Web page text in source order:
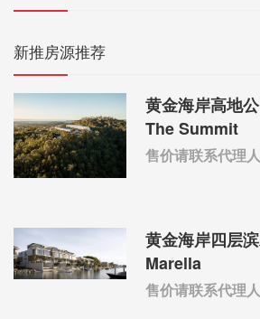
新推房源推荐
黄金海岸高地
The Summit
售价请联系代理人
黄金海岸四层
Marella
售价请联系代理人